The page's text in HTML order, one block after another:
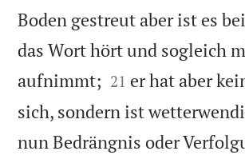
Boden gestreut aber ist es
das Wort hört und sogleich
aufnimmt; 

21 er hat aber
sich, sondern ist
nun Bedrängnis oder